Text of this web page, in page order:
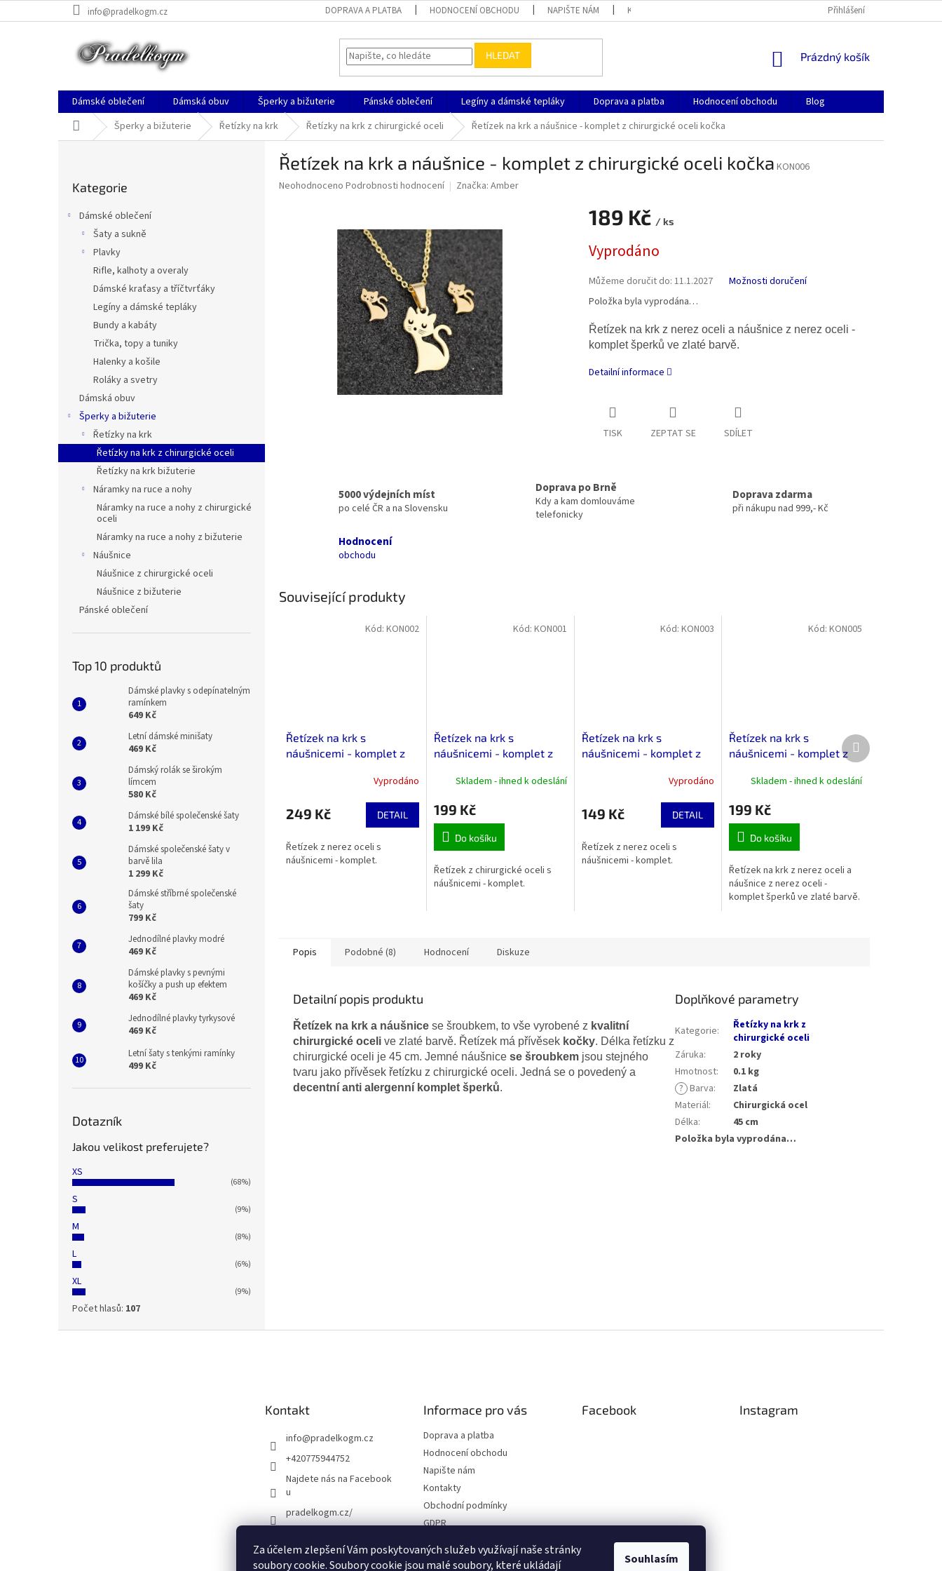
Za účelem zlepšení Vám poskytovaných služeb využívají naše stránky
soubory cookie. Soubory cookie jsou malé soubory, které ukládají
Souhlasím
na
info@pradelkogm.cz DOPRAVA A PLATBA HODNOCENÍ OBCHODU NAPIŠTE NÁM KONTAKTY GDPR COOKIES
Přihlášení
HLEDAT
NÁKUPNÍ
Prázdný košík
Dámské oblečení Dámská obuv Šperky a bižuterie Pánské oblečení Legíny a dámské tepláky Doprava a platba Hodnocení obchodu
Blog
Domů Šperky a bižuterie Řetízky na krk Řetízky na krk z chirurgické oceli Řetízek na krk a náušnice - komplet z chirurgické oceli kočka
kategorie
Kategorie
Dámské oblečení
Šaty a sukně
Plavky
Rifle, kalhoty a overaly
Dámské kraťasy a tříčtvrťáky
Legíny a dámské tepláky
Bundy a kabáty
Trička, topy a tuniky
Halenky a košile
Roláky a svetry
Dámská obuv
Šperky a bižuterie
Řetízky na krk
Řetízky na krk z chirurgické oceli
Řetízky na krk bižuterie
Náramky na ruce a nohy
Náramky na ruce a nohy z chirurgické
oceli
Náramky na ruce a nohy z bižuterie
Náušnice
Náušnice z chirurgické oceli
Náušnice z bižuterie
Pánské oblečení
Top 10 produktů
Dámské plavky s odepínatelným
ramínkem
649 Kč
Letní dámské minišaty
469 Kč
Dámský rolák se širokým
límcem
580 Kč
Dámské bílé společenské šaty
1 199 Kč
Dámské společenské šaty v
barvě lila
1 299 Kč
Dámské stříbrné společenské
šaty
799 Kč
Jednodílné plavky modré
469 Kč
Dámské plavky s pevnými
košíčky a push up efektem
469 Kč
Jednodílné plavky tyrkysové
469 Kč
Letní šaty s tenkými ramínky
499 Kč
Dotazník
Jakou velikost preferujete?
XS
(68%)
S
(9%)
M
(8%)
L
(6%)
XL
(9%)
Počet hlasů: 107
Řetízek na krk a náušnice - komplet z chirurgické oceli kočka KON006
Průměrné
Neohodnoceno Podrobnosti hodnocení Značka: Amber
189 Kč / ks
cena:
Vyprodáno
Můžeme doručit do: 11.1.2027
Možnosti doručení
Položka byla vyprodána…
Řetízek na krk z nerez oceli a náušnice z nerez oceli -
komplet šperků ve zlaté barvě.
Detailní informace
TISK ZEPTAT SE SDÍLET
5000 výdejních míst
po celé ČR a na Slovensku
Doprava po Brně
Kdy a kam domlouváme
telefonicky
Doprava zdarma
při nákupu nad 999,- Kč
Hodnocení
obchodu
Související produkty
Řetízek na krk s
náušnicemi - komplet z
Vyprodáno
249 Kč DETAIL
Řetízek z nerez oceli s
náušnicemi - komplet.
Kód: KON002
Řetízek na krk s
náušnicemi - komplet z
Skladem - ihned k odeslání
199 Kč
Do košíku
Řetízek z chirurgické oceli s
náušnicemi - komplet.
Kód: KON001
Řetízek na krk s
náušnicemi - komplet z
Vyprodáno
149 Kč DETAIL
Řetízek z nerez oceli s
náušnicemi - komplet.
Kód:KON003
Řetízek na krk s
náušnicemi - komplet z
Skladem - ihned k odeslání
199 Kč
Do košíku
Řetízek na krk z nerez oceli a
náušnice z nerez oceli -
komplet šperků ve zlaté barvě.
Kód: KON005
Další
produkt
Popis Podobné (8) Hodnocení Diskuze
Detailní popis produktu
Řetízek na krk a náušnice se šroubkem, to vše vyrobené z kvalitní
chirurgické oceli ve zlaté barvě. Řetízek má přívěsek kočky. Délka řetízku z
chirurgické oceli je 45 cm. Jemné náušnice se šroubkem jsou stejného
tvaru jako přívěsek řetízku z chirurgické oceli. Jedná se o povedený a
decentní anti alergenní komplet šperků.
Doplňkové parametry
Kategorie:
Řetízky na krk z
chirurgické oceli
Záruka:
2 roky
Hmotnost:
0.1 kg
? Barva:
Zlatá
Materiál:
Chirurgická ocel
Délka:
45 cm
Položka byla vyprodána…
Kontakt
info@pradelkogm.cz
+420775944752
Najdete nás na Facebook
u
pradelkogm.cz/
Informace pro vás
Doprava a platba
Hodnocení obchodu
Napište nám
Kontakty
Obchodní podmínky
GDPR
Facebook Instagram